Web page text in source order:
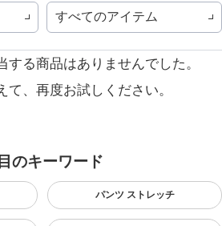
すべてのアイテム
する商品はありませんでした。
て、再度お試しください。
のキーワード
パンツ ストレッチ